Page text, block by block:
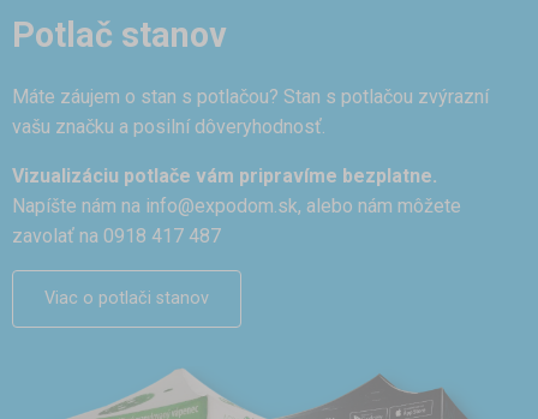
Potlač stanov
Máte záujem o stan s potlačou? Stan s potlačou zvýrazní
vašu značku a posilní dôveryhodnosť.
Vizualizáciu potlače vám pripravíme bezplatne.
Napíšte nám na info@expodom.sk, alebo nám môžete
zavolať na 0918 417 487
Viac o potlači stanov